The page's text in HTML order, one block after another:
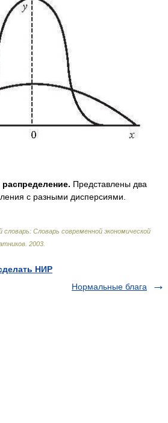
Представлены два
с разными дисперсиями.
Словарь современной экономической
2003
НИР
Нормальные блага